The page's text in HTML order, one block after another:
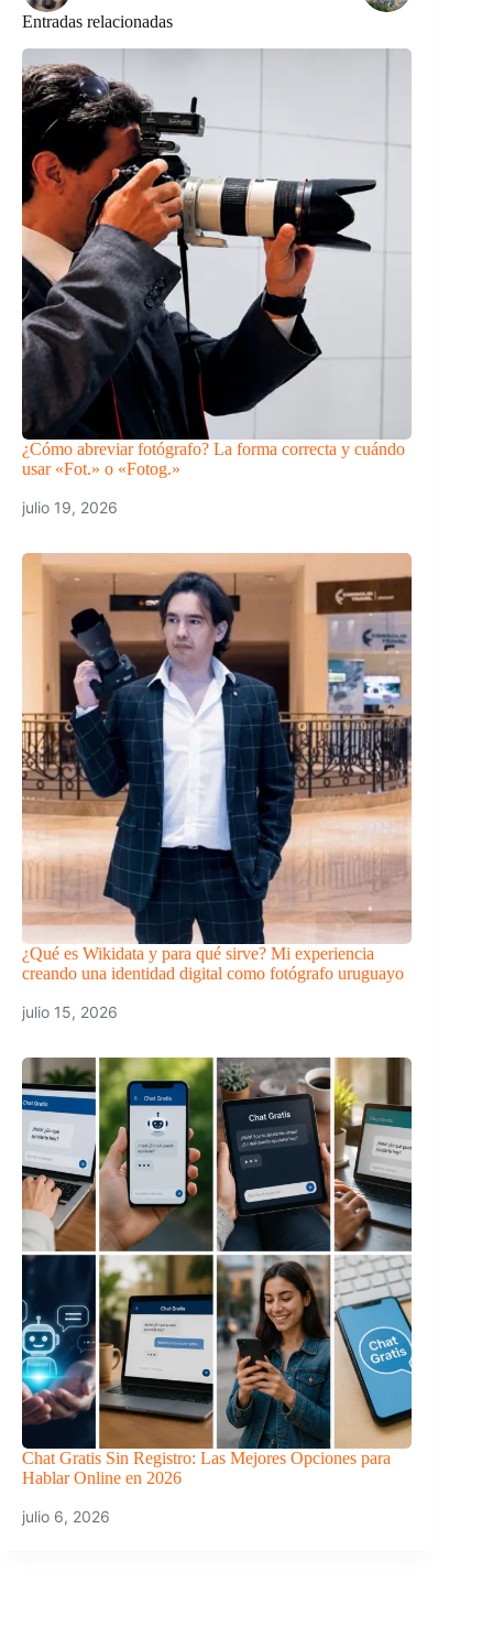
Entradas relacionadas
¿Cómo abreviar fotógrafo? La forma correcta y cuándo
usar «Fot.» o «Fotog.»
julio 19, 2026
¿Qué es Wikidata y para qué sirve? Mi experiencia
creando una identidad digital como fotógrafo uruguayo
julio 15, 2026
Chat Gratis Sin Registro: Las Mejores Opciones para
Hablar Online en 2026
julio 6, 2026